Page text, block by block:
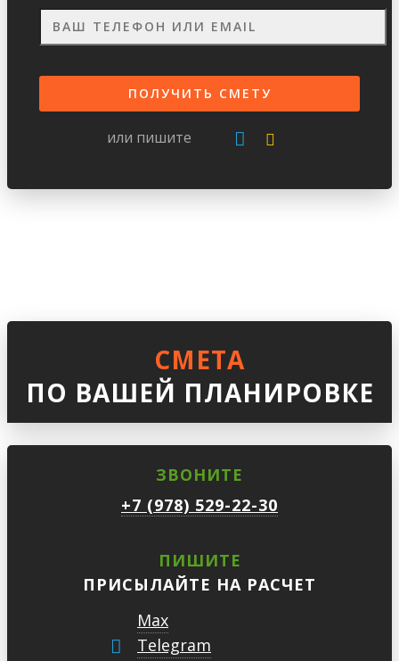
или пишите
СМЕТА
ПО ВАШЕЙ ПЛАНИРОВКЕ
ЗВОНИТЕ
+7 (978) 529-22-30
ПИШИТЕ
ПРИСЫЛАЙТЕ НА РАСЧЕТ
Max
Telegram